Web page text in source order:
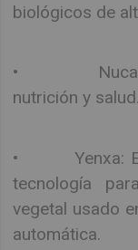
biológicos de
• Nucaps:
nutrición y salud.
• Yenxa:
tecnología
vegetal usado
automática.